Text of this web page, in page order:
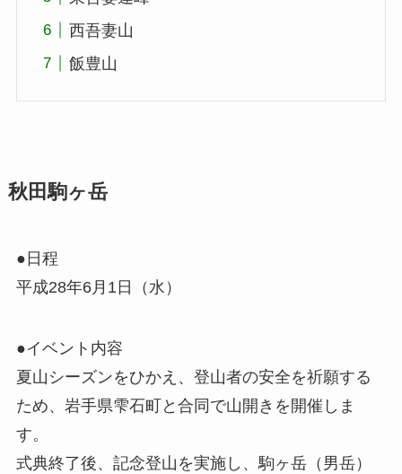
西吾妻山
飯豊山
秋田駒ヶ岳
●日程
平成28年6月1日（水）
●イベント内容
夏山シーズンをひかえ、登山者の安全を祈願する
ため、岩手県雫石町と合同で山開きを開催しま
す。
式典終了後、記念登山を実施し、駒ヶ岳（男岳）